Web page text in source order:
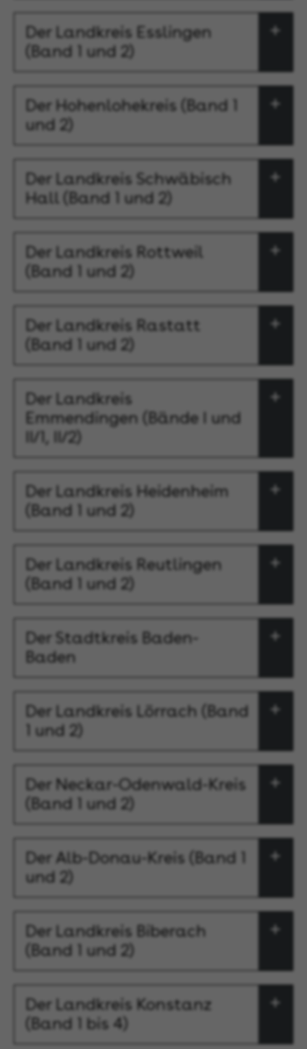
Der Landkreis Esslingen
(Band 1 und 2)
Der Hohenlohekreis (Band 1
und 2)
Der Landkreis Schwäbisch
Hall (Band 1 und 2)
Der Landkreis Rottweil
(Band 1 und 2)
Der Landkreis Rastatt
(Band 1 und 2)
Der Landkreis
Emmendingen (Bände I und
II/1, II/2)
Der Landkreis Heidenheim
(Band 1 und 2)
Der Landkreis Reutlingen
(Band 1 und 2)
Der Stadtkreis Baden-
Baden
Der Landkreis Lörrach (Band
1 und 2)
Der Neckar-Odenwald-Kreis
(Band 1 und 2)
Der Alb-Donau-Kreis (Band 1
und 2)
Der Landkreis Biberach
(Band 1 und 2)
Der Landkreis Konstanz
(Band 1 bis 4)